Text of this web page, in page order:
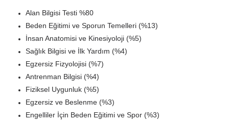
Alan Bilgisi Testi %80
Beden Eğitimi ve Sporun Temelleri (%13)
İnsan Anatomisi ve Kinesiyoloji (%5)
Sağlık Bilgisi ve İlk Yardım (%4)
Egzersiz Fizyolojisi (%7)
Antrenman Bilgisi (%4)
Fiziksel Uygunluk (%5)
Egzersiz ve Beslenme (%3)
Engelliler İçin Beden Eğitimi ve Spor (%3)